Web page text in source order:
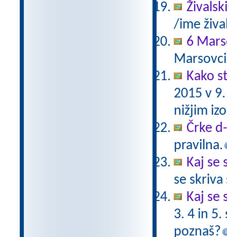
/ime
6
Kako
2015 v
nižjim
Črke
pravilna.
Kaj se
se
Kaj se
3. 4 in 5.
poznaš?